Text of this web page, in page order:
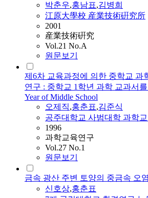
박춘우,홍남표,김병희
江原大學校 産業技術硏究所
2001
産業技術硏究
Vol.21 No.A
원문보기
제6차 교육과정에 의한 중학교 과
연구 : 중학교 1학년 과학 교과서
Year of Middle School
오제직,홍춘표,김준식
공주대학교 사범대학 과학
1996
과학교육연구
Vol.27 No.1
원문보기
금속 광산 주변 토양의 중금속 오
신호상,홍춘표